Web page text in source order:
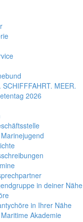
SCHIFFFAHRT. MEER.
2026
in deiner Nähe
in Ihrer Nähe
Akademie